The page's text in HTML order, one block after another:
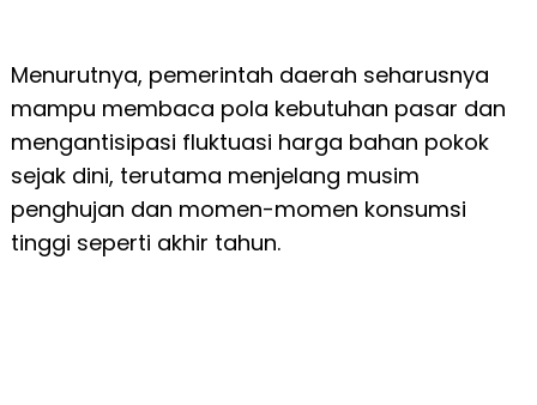
Menurutnya, pemerintah daerah seharusnya
mampu membaca pola kebutuhan pasar dan
mengantisipasi fluktuasi harga bahan pokok
sejak dini, terutama menjelang musim
penghujan dan momen-momen konsumsi
tinggi seperti akhir tahun.